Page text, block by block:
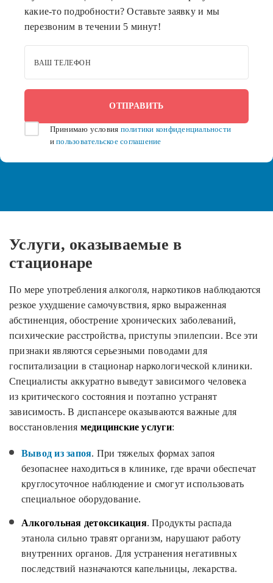
какие-то подробности? Оставьте заявку и мы
перезвоним в течении 5 минут!
ВАШ ТЕЛЕФОН
Принимаю условия политики конфиденциальности
ипользовательское соглашение
Услуги, оказываемые в
стационаре
По мере употребления алкоголя, наркотиков наблюдаются
резкое ухудшение самочувствия, ярко выраженная
абстиненция, обострение хронических заболеваний,
психические расстройства, приступы эпилепсии. Все эти
признаки являются серьезными поводами для
госпитализации в стационар наркологической клиники.
Специалисты аккуратно выведут зависимого человека
из критического состояния и поэтапно устранят
зависимость. В диспансере оказываются важные для
восстановления медицинские услуги:
Вывод из запоя. При тяжелых формах запоя
безопаснее находиться в клинике, где врачи обеспечат
круглосуточное наблюдение и смогут использовать
специальное оборудование.
Алкогольная детоксикация. Продукты распада
этанола сильно травят организм, нарушают работу
внутренних органов. Для устранения негативных
последствий назначаются капельницы, лекарства.